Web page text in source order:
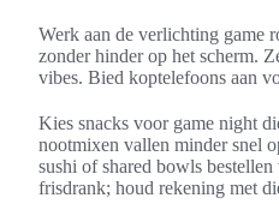
Werk aan de verlichting game
zonder hinder op het scherm.
vibes. Bied koptelefoons aan
Kies snacks voor game night
nootmixen vallen minder snel
sushi of shared bowls
frisdrank; houd rekening met